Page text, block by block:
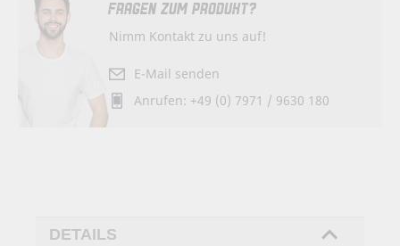
FRAGEN ZUM PRODUKT?
Nimm Kontakt zu uns auf!
E-Mail senden
Anrufen: +49 (0) 7971 / 9630 180
DETAILS